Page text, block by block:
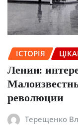
ІСТОРІЯ
Ленин:
революции
Терещенко